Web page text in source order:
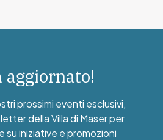
aggiornato!
prossimi eventi esclusivi,
della Villa di Maser per
su iniziative e promozioni